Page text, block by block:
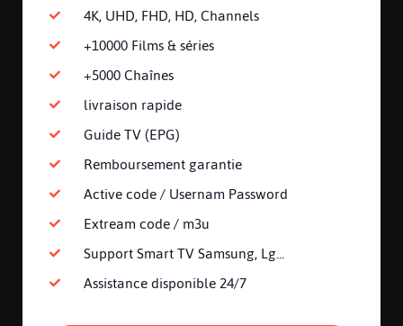
4K, UHD, FHD, HD, Channels
+10000 Films & séries
+5000 Chaînes
livraison rapide
Guide TV (EPG)
Remboursement garantie
Active code / Usernam Password
Extream code / m3u
Support Smart TV Samsung, Lg...
Assistance disponible 24/7